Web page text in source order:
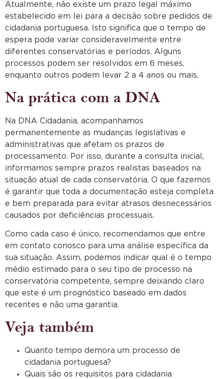
Atualmente, não existe um prazo legal máximo
estabelecido em lei para a decisão sobre pedidos de
cidadania portuguesa. Isto significa que o tempo de
espera pode variar consideravelmente entre
diferentes conservatórias e períodos. Alguns
processos podem ser resolvidos em 6 meses,
enquanto outros podem levar 2 a 4 anos ou mais.
Na prática com a DNA
Na DNA Cidadania, acompanhamos
permanentemente as mudanças legislativas e
administrativas que afetam os prazos de
processamento. Por isso, durante a consulta inicial,
informamos sempre prazos realistas baseados na
situação atual de cada conservatória. O que fazemos
é garantir que toda a documentação esteja completa
e bem preparada para evitar atrasos desnecessários
causados por deficiências processuais.
Como cada caso é único, recomendamos que entre
em contato conosco para uma análise específica da
sua situação. Assim, podemos indicar qual é o tempo
médio estimado para o seu tipo de processo na
conservatória competente, sempre deixando claro
que este é um prognóstico baseado em dados
recentes e não uma garantia.
Veja também
Quanto tempo demora um processo de
cidadania portuguesa?
Quais são os requisitos para cidadania